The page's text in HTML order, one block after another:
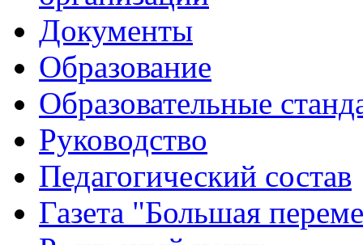
Документы
Образование
Образовательные
Руководство
Педагогический состав
Газета "Большая